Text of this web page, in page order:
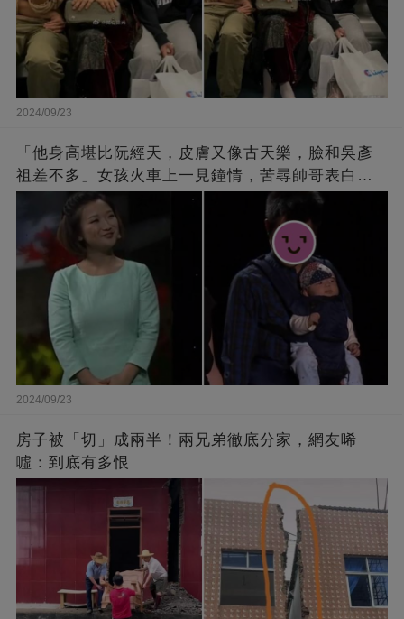
2024/09/23
「他身高堪比阮經天，皮膚又像古天樂，臉和吳彥
祖差不多」女孩火車上一見鐘情，苦尋帥哥表白，
最后卻尷尬不已
2024/09/23
房子被「切」成兩半！兩兄弟徹底分家，網友唏
噓：到底有多恨